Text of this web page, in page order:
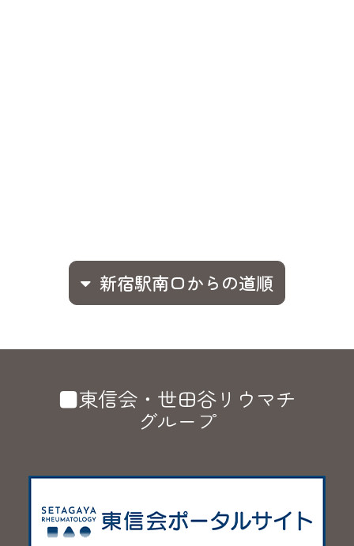
新宿駅南口からの道順
■東信会・世田谷リウマチ
グループ